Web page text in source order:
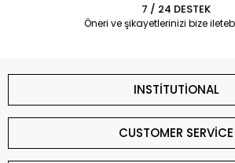
7 / 24 DESTEK
Öneri ve şikayetlerinizi bize
INSTİTUTİONAL
CUSTOMER SERVİCE